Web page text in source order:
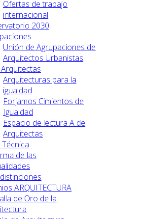
Ofertas de trabajo
internacional
2030
Unión de Agrupaciones de
Arquitectos Urbanistas
Arquitecturas para la
igualdad
Forjamos Cimientos de
Igualdad
Espacio de lectura A de
Arquitectas
de las
ARQUITECTURA
de Oro de la